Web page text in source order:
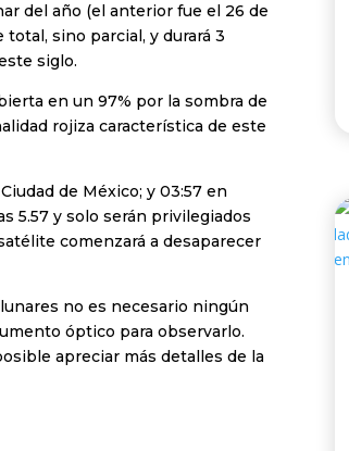
del año (el anterior fue el 26 de
sino parcial, y durará 3
siglo.
en un 97% por la sombra de
rojiza característica de este
de México; y 03:57 en
5.57 y solo serán privilegiados
comenzará a desaparecer
no es necesario ningún
óptico para observarlo.
apreciar más detalles de la